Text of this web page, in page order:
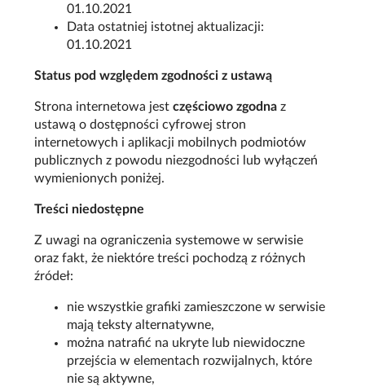
01.10.2021
Data ostatniej istotnej aktualizacji:
01.10.2021
Status pod względem zgodności z ustawą
Strona internetowa jestczęściowo zgodna z
ustawą o dostępności cyfrowej stron
internetowych i aplikacji mobilnych podmiotów
publicznych z powodu niezgodności lub wyłączeń
wymienionych poniżej.
Treści niedostępne
Z uwagi na ograniczenia systemowe w serwisie
oraz fakt, że niektóre treści pochodzą z różnych
źródeł:
nie wszystkie grafiki zamieszczone w serwisie
mają teksty alternatywne,
można natrafić na ukryte lub niewidoczne
przejścia w elementach rozwijalnych, które
nie są aktywne,